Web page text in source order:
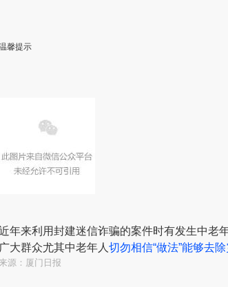
馨提示
年来利用封建迷信诈骗的案件时有发生中老
广大群众尤其中老年人 切勿相信“做法”能够去
源：厦门日报